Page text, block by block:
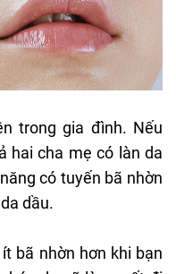
trong gia đình. Nếu
hai cha mẹ có làn da
có tuyến bã nhờn
dầu.
bã nhờn hơn khi bạn